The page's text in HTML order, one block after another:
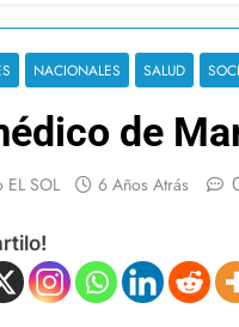
NACIONALES SALUD
de
EL SOL 6 Años Atrás